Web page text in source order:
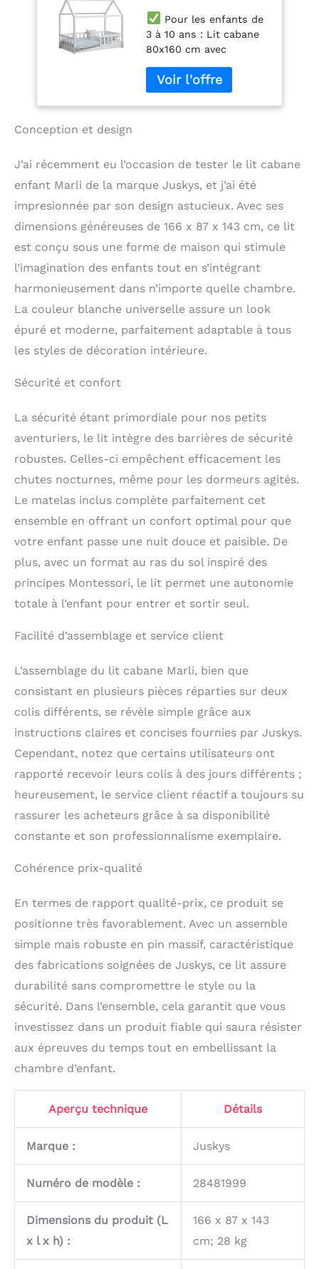
antichute, sommier
à Lattes, Matelas
et Toit, Lit Maison
Montessori en Bois
Massif, Blanc
Pour les enfants de
3 à 10 ans : Lit cabane
80x160 cm avec
mousse froide pour
filles & garçons à partir
de 36 mois pour un
sûre : les enfants
particulièrement petits
dorment en toute
sécurité grâce à une
protection de barrière
qui les entoure ;
pour plus de sécurité et
possibilité de sortir
d'un côté
Stable &
de lit en pin massif et
au sommier à lattes, le
utilisation de longue
durée et facile
d'entretien
Design
de maison scandinave
aménagez le lit de
maison comme un lit
de fille individuel avec
un ciel, une guirlande
lumineuse LED, un
rideau ou une
décoration ; vous
décorez le lit de garçon
comme une grotte ou
Montage facile : Le lit
et rapide à monter ;
inclus dans le set ;
également un matelas
en mousse froide de 10
cm de hauteur ; le lit
moderne s'adapte à
chaque chambre
Conception et design
J’ai récemment eu l’occasion de tester le lit cabane
enfant Marli de la marque Juskys, et j’ai été
impresionnée par son design astucieux. Avec ses
dimensions généreuses de 166 x 87 x 143 cm, ce lit
est conçu sous une forme de maison qui stimule
l’imagination des enfants tout en s’intégrant
harmonieusement dans n’importe quelle chambre.
La couleur blanche universelle assure un look
épuré et moderne, parfaitement adaptable à tous
les styles de décoration intérieure.
Sécurité et confort
La sécurité étant primordiale pour nos petits
aventuriers, le lit intègre des barrières de sécurité
robustes. Celles-ci empêchent efficacement les
chutes nocturnes, même pour les dormeurs agités.
Le matelas inclus complète parfaitement cet
ensemble en offrant un confort optimal pour que
votre enfant passe une nuit douce et paisible. De
plus, avec un format au ras du sol inspiré des
principes Montessori, le lit permet une autonomie
totale à l’enfant pour entrer et sortir seul.
Facilité d’assemblage et service client
L’assemblage du lit cabane Marli, bien que
consistant en plusieurs pièces réparties sur deux
colis différents, se révèle simple grâce aux
instructions claires et concises fournies par Juskys.
Cependant, notez que certains utilisateurs ont
rapporté recevoir leurs colis à des jours différents ;
heureusement, le service client réactif a toujours su
rassurer les acheteurs grâce à sa disponibilité
constante et son professionnalisme exemplaire.
Cohérence prix-qualité
En termes de rapport qualité-prix, ce produit se
positionne très favorablement. Avec un assemble
simple mais robuste en pin massif, caractéristique
des fabrications soignées de Juskys, ce lit assure
durabilité sans compromettre le style ou la
sécurité. Dans l’ensemble, cela garantit que vous
investissez dans un produit fiable qui saura résister
aux épreuves du temps tout en embellissant la
chambre d’enfant.
Aperçu technique Détails
Marque : Juskys
Numéro de modèle : 28481999
Dimensions du produit (L
x l x h) :
166 x 87 x 143
cm; 28 kg